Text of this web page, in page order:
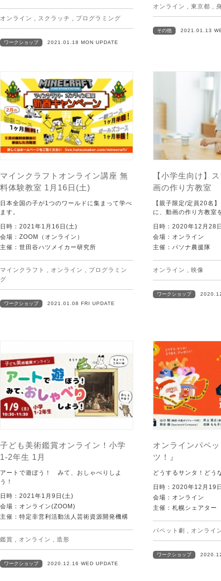
オンライン , スクラッチ , プログラミング
ワークショップ 2021.01.18 MON UPDATE
オンライン , 東京都 ,
その他 2021.01.13
マインクラフトオンライン講座 無
料体験教室 1月16日(土)
日本全国の子が1つのワールドに集まって学べ
ます。
日時：2021年1月16日(土)
会場：ZOOM（オンライン）
主催：世田谷ハツメイカー研究所
マインクラフト , オンライン , プログラミン
グ
ワークショップ 2021.01.08 FRI UPDATE
【小学生向け】
画の作り方教室
【親子限定/定員20名
に、動画の作り方教室
日時：2020年12月28
会場：オンライン
主催：パソナ農援隊
オンライン , 映像
ワークショップ
子ども美術鑑賞オンライン！小学
1-2年生 1月
アートで遊ぼう！ みて、おしゃべりしよ
う！
日時：2021年1月9日(土)
会場：オンライン(ZOOM)
主催：特定非営利活動法人芸術資源開発機構
鑑賞 , オンライン , 造形
ワークショップ 2020.12.16 WED UPDATE
オンラインパペ
ツ！』
どうするサンタ！どう
日時：2020年12月19
会場：オンライン
主催：札幌シェアター
パペット劇 , オンライ
ワークショップ